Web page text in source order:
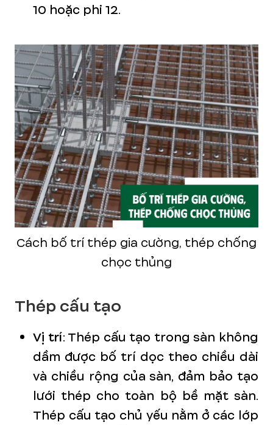
10 hoặc phi 12.
Cách bố trí thép gia cường, thép chống
chọc thủng
Thép cấu tạo
Vị trí: Thép cấu tạo trong sàn không
dầm được bố trí dọc theo chiều dài
và chiều rộng của sàn, đảm bảo tạo
lưới thép cho toàn bộ bề mặt sàn.
Thép cấu tạo chủ yếu nằm ở các lớp